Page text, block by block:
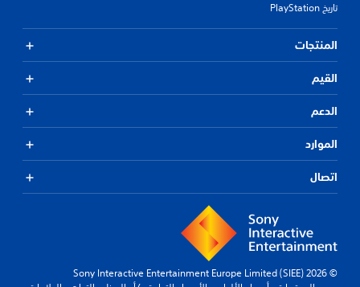
تاريخ PlayStation
المنتجات
القيم
الدعم
الموارد
اتصال
© 2026 Sony Interactive Entertainment Europe Limited (SIEE)